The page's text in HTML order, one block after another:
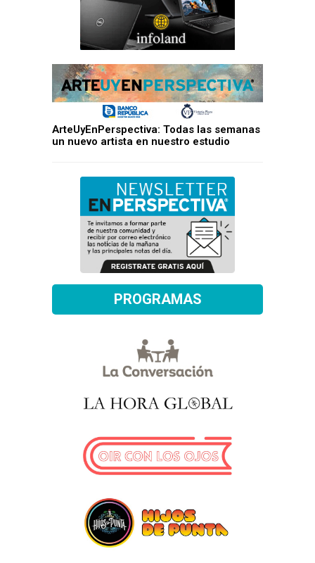
ArteUyEnPerspectiva: Todas las semanas
un nuevo artista en nuestro estudio
PROGRAMAS